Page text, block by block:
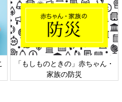
ちゃん・
日本外来小児科学会リ
ト検討会